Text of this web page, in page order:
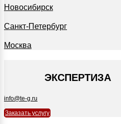
Новосибирск
Санкт-Петербург
Москва
ЭКСПЕРТИЗА
info@te-g.ru
Заказать услугу